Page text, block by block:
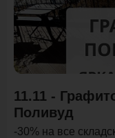
11.11 -
Поливуд
-30% на все